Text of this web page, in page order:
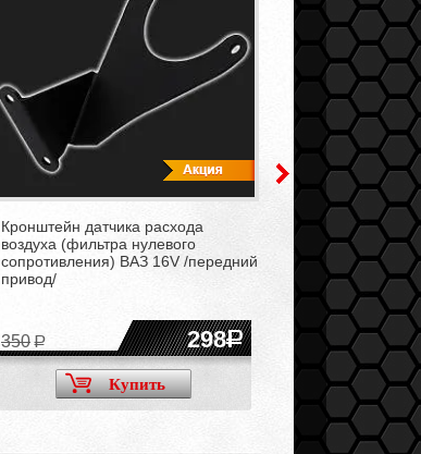
Кронштейн датчика расхода
воздуха (фильтра нулевого
сопротивления) ВАЗ 16V /передний
привод/
298
350
Купить
Кронштейн
воздуха
сопротивления)
привод/